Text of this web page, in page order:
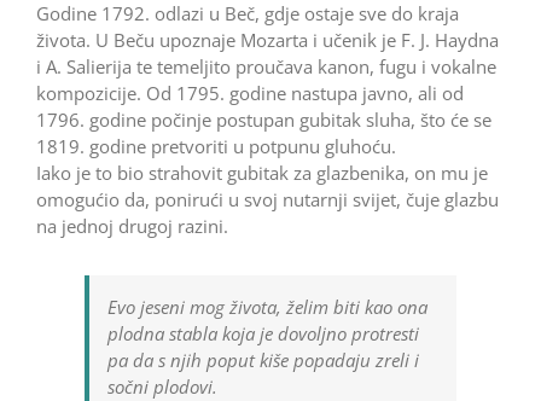
Godine 1792. odlazi u Beč, gdje ostaje sve do kraja
života. U Beču upoznaje Mozarta i učenik je F. J. Haydna
i A. Salierija te temeljito proučava kanon, fugu i vokalne
kompozicije. Od 1795. godine nastupa javno, ali od
1796. godine počinje postupan gubitak sluha, što će se
1819. godine pretvoriti u potpunu gluhoću.
Iako je to bio strahovit gubitak za glazbenika, on mu je
omogućio da, ponirući u svoj nutarnji svijet, čuje glazbu
na jednoj drugoj razini.
Evo jeseni mog života, želim biti kao ona
plodna stabla koja je dovoljno protresti
pa da s njih poput kiše popadaju zreli i
sočni plodovi.